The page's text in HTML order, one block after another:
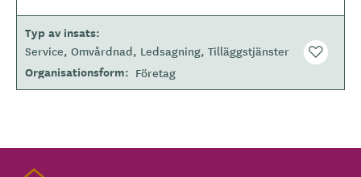
Typ av insats
Service Omvårdnad Ledsagning Tilläggstjänster
Organisationsform Företag